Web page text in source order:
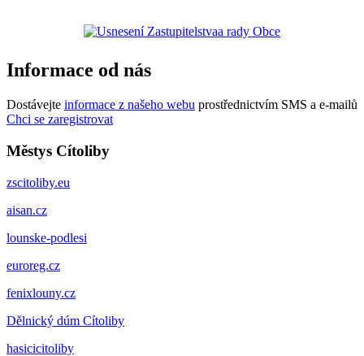
Informace od nás
Dostávejte informace z našeho webu prostřednictvím SMS a e-mailů
Chci se zaregistrovat
Městys Cítoliby
zscitoliby.eu
aisan.cz
lounske-podlesi
euroreg.cz
fenixlouny.cz
Dělnický dúm Cítoliby
hasicicitoliby